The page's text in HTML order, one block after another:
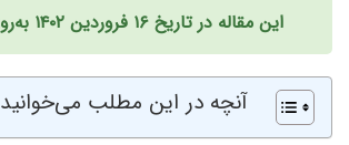
این مقاله در تاریخ ۱۶ فروردین ۱۴۰۲ به‌روزرسانی شد.
آنچه در این مطلب می‌خوانید